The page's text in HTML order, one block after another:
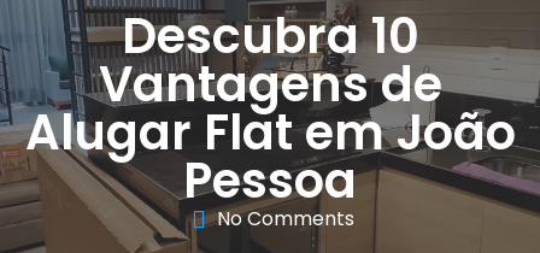
Descubra 10
Vantagens de
Alugar Flat em João
Pessoa
No Comments